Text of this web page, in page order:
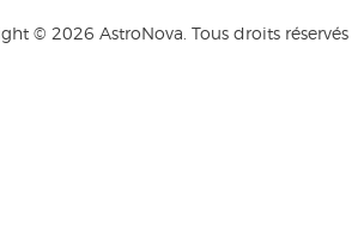
© 2026 AstroNova. Tous droits réservés